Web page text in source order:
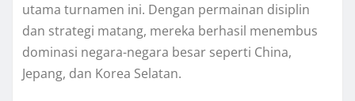
utama turnamen ini. Dengan permainan disiplin
dan strategi matang, mereka berhasil menembus
dominasi negara-negara besar seperti China,
Jepang, dan Korea Selatan.